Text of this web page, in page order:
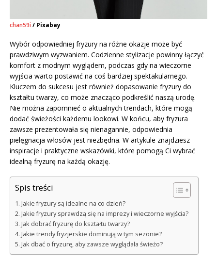
chan59i / Pixabay
Wybór odpowiedniej fryzury na różne okazje może być
prawdziwym wyzwaniem. Codzienne stylizacje powinny łączyć
komfort z modnym wyglądem, podczas gdy na wieczorne
wyjścia warto postawić na coś bardziej spektakularnego.
Kluczem do sukcesu jest również dopasowanie fryzury do
kształtu twarzy, co może znacząco podkreślić naszą urodę.
Nie można zapomnieć o aktualnych trendach, które mogą
dodać świeżości każdemu lookowi. W końcu, aby fryzura
zawsze prezentowała się nienagannie, odpowiednia
pielęgnacja włosów jest niezbędna. W artykule znajdziesz
inspiracje i praktyczne wskazówki, które pomogą Ci wybrać
idealną fryzurę na każdą okazję.
Spis treści
Jakie fryzury są idealne na co dzień?
Jakie fryzury sprawdzą się na imprezy i wieczorne wyjścia?
Jak dobrać fryzurę do kształtu twarzy?
Jakie trendy fryzjerskie dominują w tym sezonie?
Jak dbać o fryzurę, aby zawsze wyglądała świeżo?